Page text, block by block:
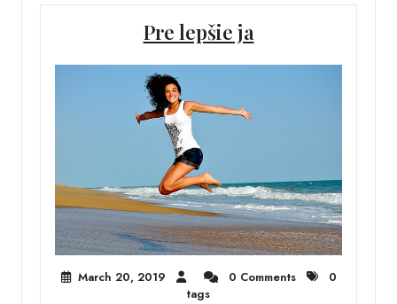
Pre lepšie ja
March 20, 2019 0 Comments
0
tags